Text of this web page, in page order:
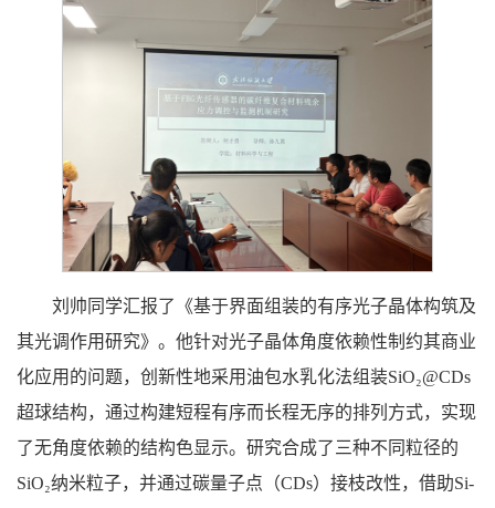
刘帅同学汇报了《基于界面组装的有序光子晶体构筑及
其光调作用研究》。他针对光子晶体角度依赖性制约其商业
化应用的问题，创新性地采用油包水乳化法组装SiO₂@CDs
超球结构，通过构建短程有序而长程无序的排列方式，实现
了无角度依赖的结构色显示。研究合成了三种不同粒径的
SiO₂纳米粒子，并通过碳量子点（CDs）接枝改性，借助Si-